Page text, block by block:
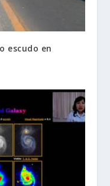
escudo en